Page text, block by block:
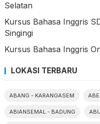
Selatan
Kursus Bahasa Inggris
Singingi
Kursus Bahasa Inggris
LOKASI TERBARU
ABANG - KARANGASEM
ABIANSEMAL - BADUNG